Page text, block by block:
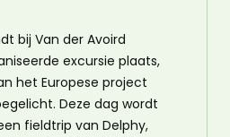
bij Van der Avoird
excursie plaats,
het Europese project
Deze dag wordt
fieldtrip van Delphy,